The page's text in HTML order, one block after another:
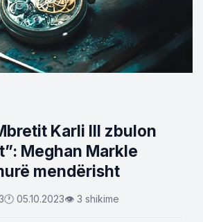
Karli III zbulon
Meghan Markle
mendërisht
🕐 05.10.2023👁 3 shikime